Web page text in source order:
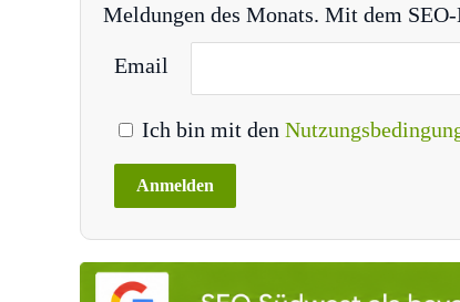
Meldungen des Monats. Mit dem
Email
Ich bin mit den